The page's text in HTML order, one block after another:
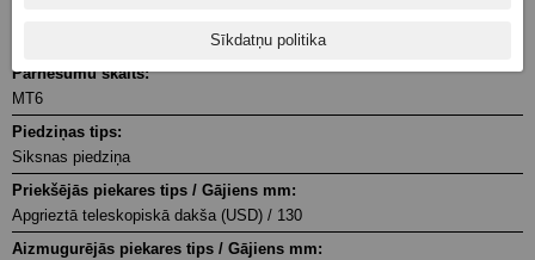
Elektroniskā degvielas iesmidzināšana (EFI)
Pārnesumu skaits:
MT6
Piedziņas tips:
Siksnas piedziņa
Priekšējās piekares tips / Gājiens mm:
Apgrieztā teleskopiskā dakša (USD) / 130
Aizmugurējās piekares tips / Gājiens mm:
Sīkdatņu politika